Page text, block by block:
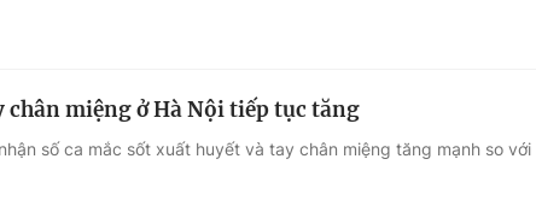
chân miệng ở Hà Nội tiếp tục tăng
số ca mắc sốt xuất huyết và tay chân miệng tăng mạnh so với